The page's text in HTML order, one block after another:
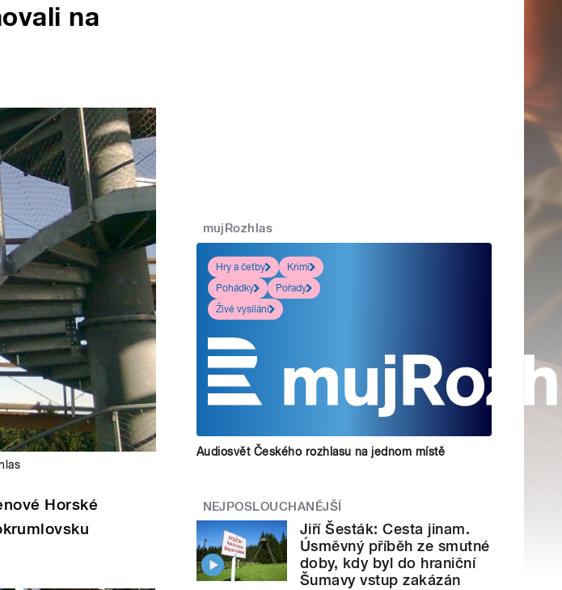
na
Horské
mujRozhlas
Hry a četby
Krimi
Pohádky
Pořady
Živé vysílání
Audiosvět Českého rozhlasu na jednom místě
NEJPOSLOUCHANĚJŠÍ
Jiří Šesták: Cesta jinam.
Úsměvný příběh ze smutné
doby, kdy byl do hraniční
Šumavy vstup zakázán